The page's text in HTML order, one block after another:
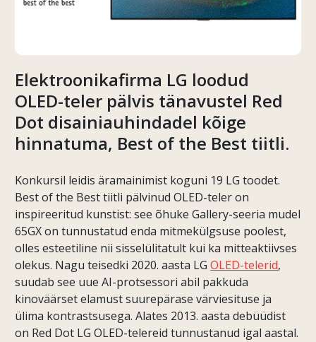
Elektroonikafirma LG loodud
OLED-teler pälvis tänavustel Red
Dot disainiauhindadel kõige
hinnatuma, Best of the Best tiitli.
Konkursil leidis äramainimist koguni 19 LG toodet.
Best of the Best tiitli pälvinud OLED-teler on
inspireeritud kunstist: see õhuke Gallery-seeria mudel
65GX on tunnustatud enda mitmekülgsuse poolest,
olles esteetiline nii sisselülitatult kui ka mitteaktiivses
olekus. Nagu teisedki 2020. aasta LGOLED-telerid,
suudab see uue AI-protsessori abil pakkuda
kinoväärset elamust suurepärase värviesituse ja
ülima kontrastsusega. Alates 2013. aasta debüüdist
on Red Dot LG OLED-telereid tunnustanud igal aastal.